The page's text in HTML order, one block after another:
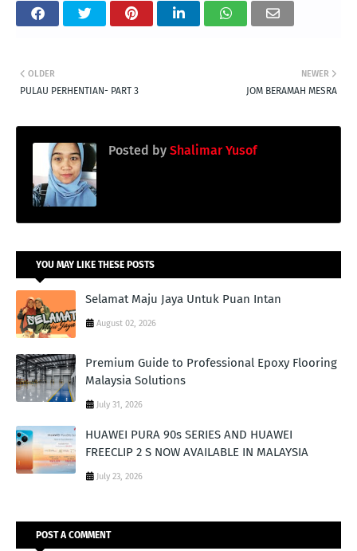
NEWER
JOM BERAMAH MESRA
OLDER
PULAU PERHENTIAN- PART 3
Posted by Shalimar Yusof
YOU MAY LIKE THESE POSTS
Selamat Maju Jaya Untuk Puan Intan
August 02, 2026
Premium Guide to Professional Epoxy Flooring
Malaysia Solutions
July 31, 2026
HUAWEI PURA 90s SERIES AND HUAWEI
FREECLIP 2 S NOW AVAILABLE IN MALAYSIA
July 23, 2026
POST A COMMENT